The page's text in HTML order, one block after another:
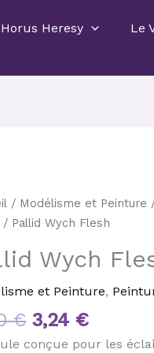
Heresy
Le
/ Modélisme et Peinture
/ Pallid Wych Flesh
Wych
et Peinture,
€
Le
prix
était :
3,60 €.
3,24 €
Le
prix
est :
3,24 €.
conçue pour les